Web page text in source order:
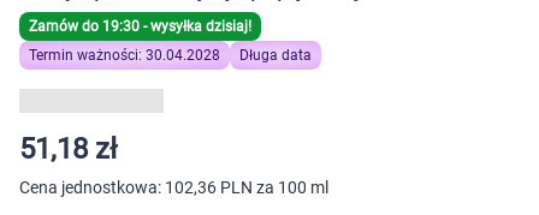
Kobieta w ciąży i mama
Dziecko
Higiena
Kosmetyki
Zamów do 19:30 - wysyłka dzisiaj!
Termin ważności: 30.04.2028
Długa data
51,18 zł
Cena jednostkowa: 102,36 PLN za 100 ml